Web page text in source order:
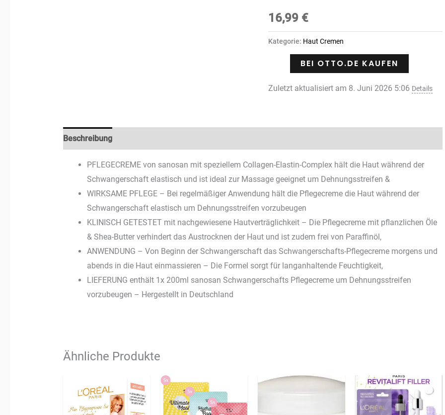
16,99 €
Kategorie: Haut Cremen
BEI OTTO.DE KAUFEN
Zuletzt aktualisiert am 8. Juni 2026 5:06 Details
Beschreibung
PFLEGECREME von sanosan mit speziellem Collagen-Elastin-Complex hält die Haut während der
Schwangerschaft elastisch und ist ideal zur Massage geeignet um Dehnungsstreifen &
WIRKSAME PFLEGE – Bei regelmäßiger Anwendung hält die Pflegecreme die Haut während der
Schwangerschaft elastisch um Dehnungsstreifen vorzubeugen
KLINISCH GETESTET mit nachgewiesene Hautverträglichkeit – Die Pflegecreme mit pflanzlichen Öle
& Shea-Butter verhindert das Austrocknen der Haut und ist zudem frei von Paraffinöl,
ANWENDUNG – Von Beginn der Schwangerschaft das Schwangerschafts-Pflegecreme morgens und
abends in die Haut einmassieren – Die Formel sorgt für langanhaltende Feuchtigkeit,
LIEFERUNG enthält 1x 200ml sanosan Schwangerschafts Pflegecreme um Dehnungsstreifen
vorzubeugen – Hergestellt in Deutschland
Ähnliche Produkte